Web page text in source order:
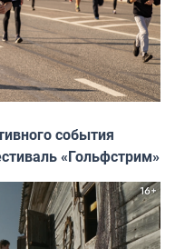
события
«Гольфстрим»